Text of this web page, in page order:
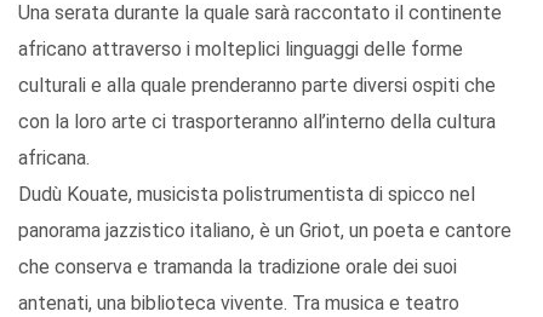
Una serata durante la quale sarà raccontato il continente
africano attraverso i molteplici linguaggi delle forme
culturali e alla quale prenderanno parte diversi ospiti che
con la loro arte ci trasporteranno all’interno della cultura
africana.
Dudù Kouate, musicista polistrumentista di spicco nel
panorama jazzistico italiano, è un Griot, un poeta e cantore
che conserva e tramanda la tradizione orale dei suoi
antenati, una biblioteca vivente. Tra musica e teatro